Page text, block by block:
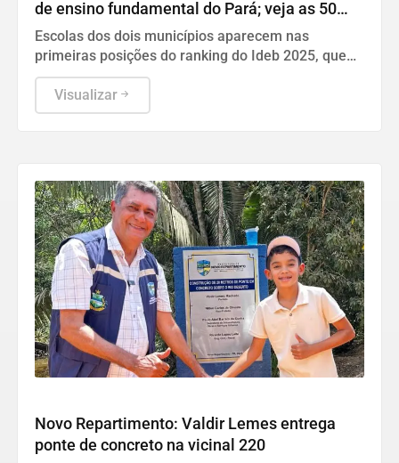
de ensino fundamental do Pará; veja as 50
melhores
Escolas dos dois municípios aparecem nas
primeiras posições do ranking do Ideb 2025, que
reúne unidades de várias regiões do estado.
Xinguara tem três escolas no Top-30
Visualizar
Novo Repartimento: Valdir Lemes entrega
ponte de concreto na vicinal 220